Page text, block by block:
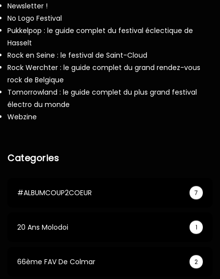
Newsletter !
No Logo Festival
Pukkelpop : le guide complet du festival éclectique de
Hasselt
Rock en Seine : le festival de Saint-Cloud
Rock Werchter : le guide complet du grand rendez-vous
rock de Belgique
Tomorrowland : le guide complet du plus grand festival
électro du monde
Webzine
Categories
#ALBUMCOUP2COEUR 7
20 Ans Molodoi 1
66ème FAV De Colmar 2